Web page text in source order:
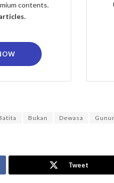
contents.
Bukan Dewasa
Tweet